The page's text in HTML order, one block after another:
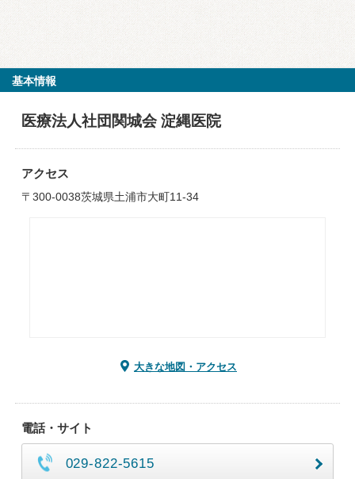
基本情報
医療法人社団関城会 淀縄医院
アクセス
〒300-0038茨城県土浦市大町11-34
大きな地図・アクセス
電話・サイト
029-822-5615